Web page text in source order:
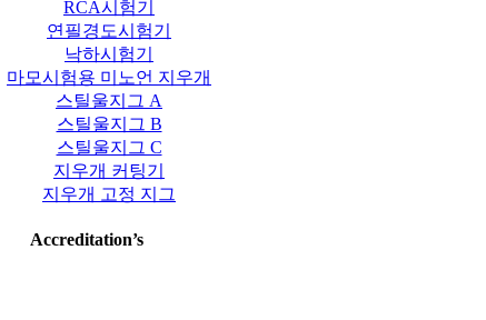
RCA시험기
연필경도시험기
낙하시험기
마모시험용 미노언 지우개
스틸울지그 A
스틸울지그 B
스틸울지그 C
지우개 커팅기
지우개 고정 지그
Accreditation’s